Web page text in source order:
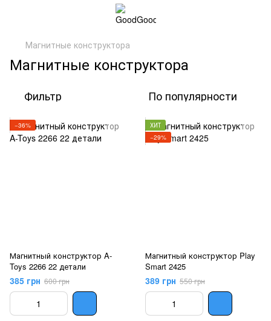
Магнитные конструктора
Магнитные конструктора
Фильтр По популярности
−36%
Магнитный конструктор A-
Toys 2266 22 детали
385 грн 600 грн
ХИТ
−29%
Магнитный конструктор Play
Smart 2425
389 грн 550 грн